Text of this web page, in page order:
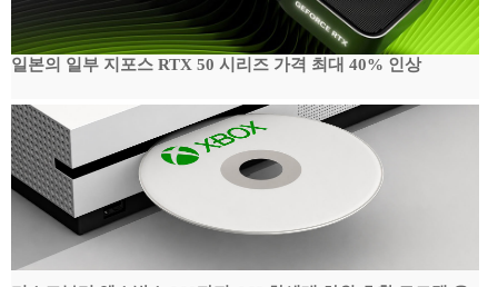
일본의 일부 지포스 RTX 50 시리즈 가격 최대 40% 인상